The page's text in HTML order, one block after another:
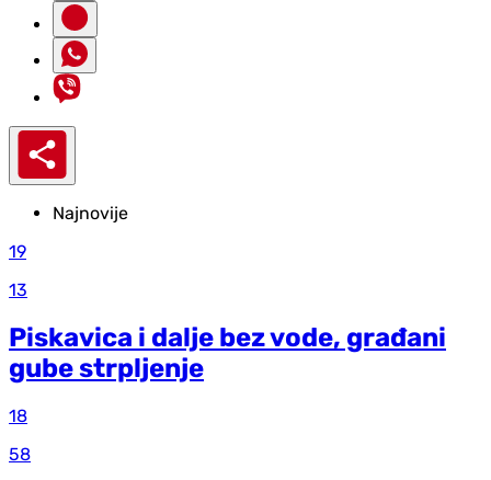
Najnovije
19
13
Piskavica i dalje bez vode, građani
gube strpljenje
18
58